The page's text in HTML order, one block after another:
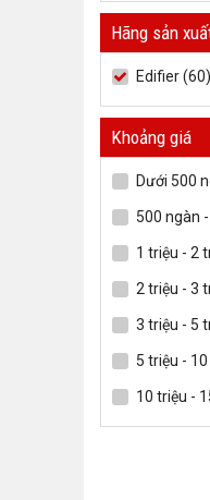
Hãng sản
Edifier (60)
Khoảng giá
Dưới 500
500 ngàn
1 triệu - 2
2 triệu - 3
3 triệu - 5
5 triệu -
10 triệu -